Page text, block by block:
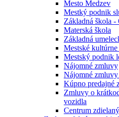
Mesto Medzev
Mestký podnik
Základná škola -
Materská škola
Základná
Mestské
Mestský podnik
Nájomné zmluvy
Nájomné
Kúpno predajné
Zmluvy o
vozidla
Centrum